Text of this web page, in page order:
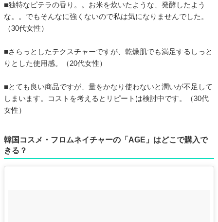
■独特なピテラの香り。。お米を炊いたような、発酵したよう
な。。でもそんなに強くないので私は気になりませんでした。
（30代女性）
■さらっとしたテクスチャーですが、乾燥肌でも満足するしっと
りとした使用感。（20代女性）
■とても良い商品ですが、量をかなり使わないと潤いが不足して
しまいます。コストを考えるとリピートは検討中です。（30代
女性）
韓国コスメ・フロムネイチャーの「AGE」はどこで購入で
きる？